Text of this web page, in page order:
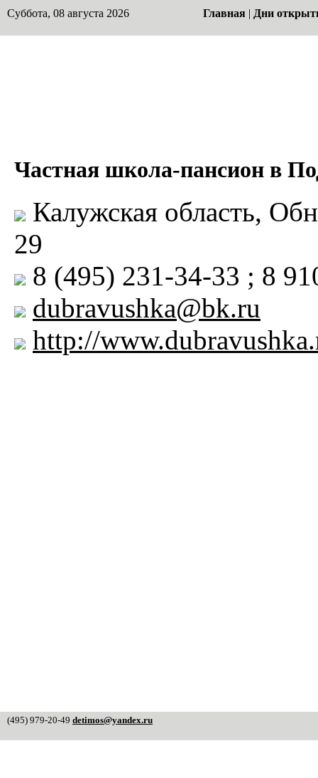
Суббота, 08 августа 2026 Главная | Дни
Частная школа-пансион в
Калужская область,
29
8 (495) 231-34-33 ; 8
dubravushka@bk.ru
http://
(495) 979-20-49 detimos@yandex.ru